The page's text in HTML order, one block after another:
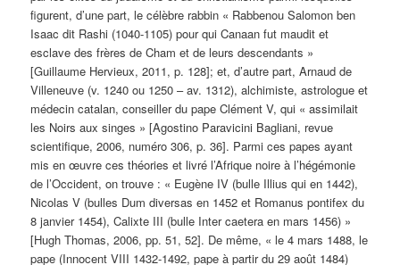
figurent, d’une part, le célèbre rabbin « Rabbenou Salomon ben
Isaac dit Rashi (1040-1105) pour qui Canaan fut maudit et
esclave des frères de Cham et de leurs descendants »
[Guillaume Hervieux, 2011, p. 128]; et, d’autre part, Arnaud de
Villeneuve (v. 1240 ou 1250 – av. 1312), alchimiste, astrologue et
médecin catalan, conseiller du pape Clément V, qui « assimilait
les Noirs aux singes » [Agostino Paravicini Bagliani, revue
scientifique, 2006, numéro 306, p. 36]. Parmi ces papes ayant
mis en œuvre ces théories et livré l’Afrique noire à l’hégémonie
de l’Occident, on trouve : « Eugène IV (bulle Illius qui en 1442),
Nicolas V (bulles Dum diversas en 1452 et Romanus pontifex du
8 janvier 1454), Calixte III (bulle Inter caetera en mars 1456) »
[Hugh Thomas, 2006, pp. 51, 52]. De même, « le 4 mars 1488, le
pape (Innocent VIII 1432-1492, pape à partir du 29 août 1484)